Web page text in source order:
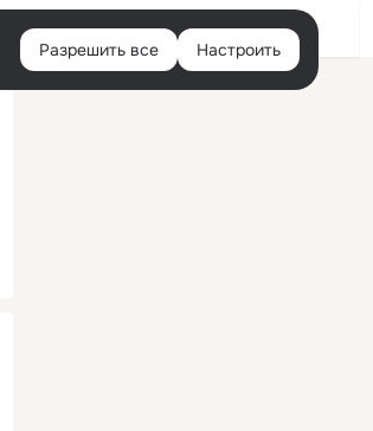
Войти
Разрешить все Настроить